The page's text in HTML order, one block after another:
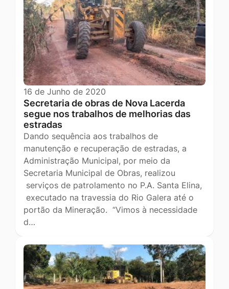
16 de Junho de 2020
Secretaria de obras de Nova Lacerda
segue nos trabalhos de melhorias das
estradas
Dando sequência aos trabalhos de
manutenção e recuperação de estradas, a
Administração Municipal, por meio da
Secretaria Municipal de Obras, realizou
serviços de patrolamento no P.A. Santa Elina,
executado na travessia do Rio Galera até o
portão da Mineração. “Vimos à necessidade
d…